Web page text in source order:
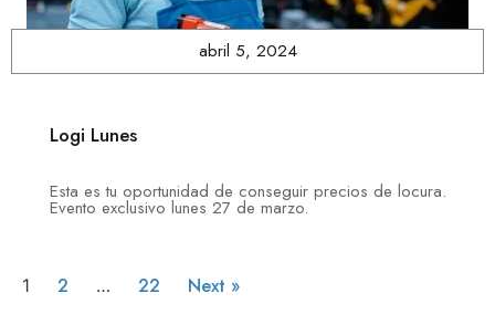
abril 5, 2024
Logi Lunes
Esta es tu oportunidad de conseguir precios de locura.
Evento exclusivo lunes 27 de marzo.
1 2 … 22 Next »